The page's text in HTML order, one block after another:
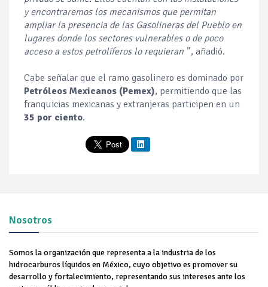
y encontraremos los mecanismos que permitan
ampliar la presencia de las Gasolineras del Pueblo en
lugares donde los sectores vulnerables o de poco
acceso a estos petrolíferos lo requieran ”, añadió.
Cabe señalar que el ramo gasolinero es dominado por
Petróleos Mexicanos (Pemex), permitiendo que las
franquicias mexicanas y extranjeras participen en un
35 por ciento.
Nosotros
Somos la organización que representa a la industria de los
hidrocarburos líquidos en México, cuyo objetivo es promover su
desarrollo y fortalecimiento, representando sus intereses ante los